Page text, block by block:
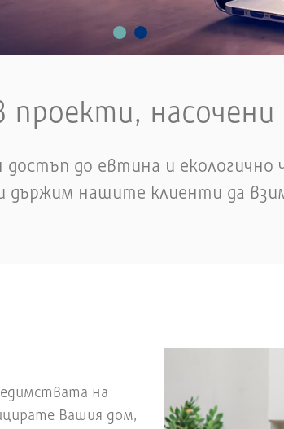
проекти,
до евтина и екологично
държим нашите клиенти да
на
Вашия дом,